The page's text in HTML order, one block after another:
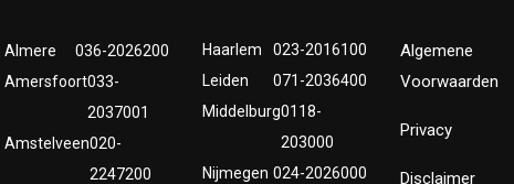
Almere
036-2026200
Amersfoort033-
2037001
Amstelveen020-
2247200
Haarlem
023-2016100
Leiden
071-2036400
Middelburg0118-
203000
Nijmegen 024-2026000
Algemene
Voorwaarden
Privacy
Disclaimer